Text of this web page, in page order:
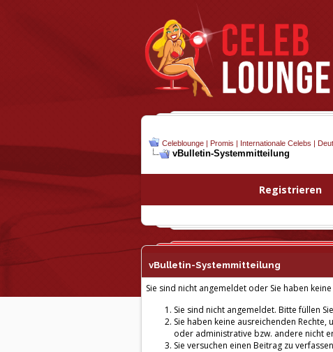
Celeblounge | Promis | Internationale Celebs |
vBulletin-Systemmitteilung
Registrieren
vBulletin-Systemmitteilung
Sie sind nicht angemeldet oder Sie haben
Sie sind nicht angemeldet. Bitte füllen
Sie haben keine ausreichenden
oder administrative bzw. andere nicht
Sie versuchen einen Beitrag zu